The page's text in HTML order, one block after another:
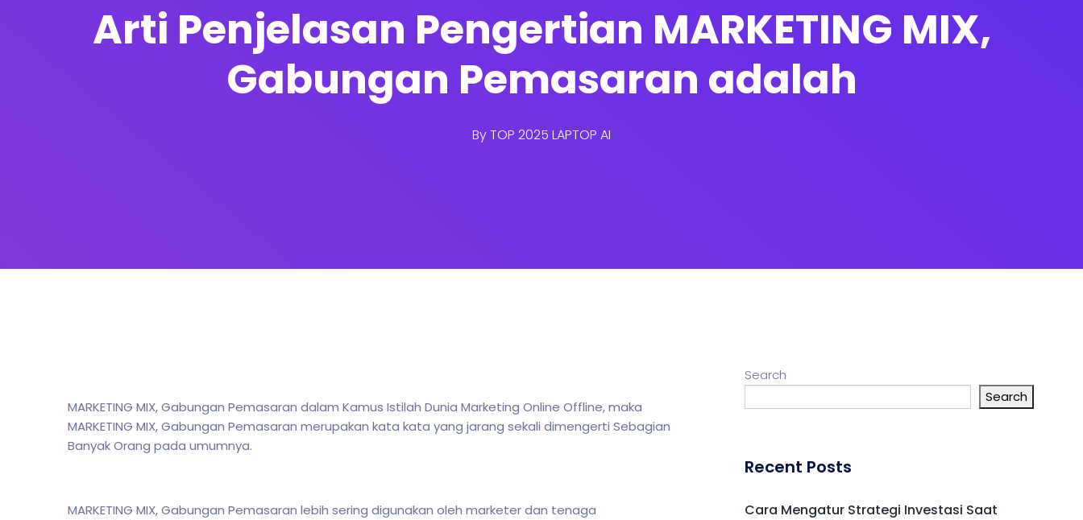
Arti Penjelasan Pengertian MARKETING MIX,
Gabungan Pemasaran adalah
ByTOP 2025 LAPTOP AI
MARKETING MIX, Gabungan Pemasaran dalam Kamus Istilah Dunia Marketing Online Offline, maka
MARKETING MIX, Gabungan Pemasaran merupakan kata kata yang jarang sekali dimengerti Sebagian
Banyak Orang pada umumnya.
MARKETING MIX, Gabungan Pemasaran lebih sering digunakan oleh marketer dan tenaga
Search
Search
Recent Posts
Cara Mengatur Strategi Investasi Saat